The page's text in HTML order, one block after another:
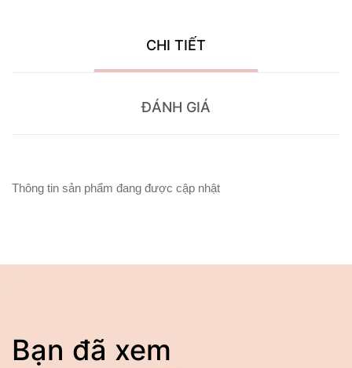
CHI TIẾT
ĐÁNH GIÁ
Thông tin sản phẩm đang được cập nhật
Bạn đã xem